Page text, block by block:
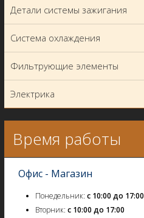
Детали системы зажигания
Система охлаждения
Фильтрующие элементы
Электрика
Время работы
Офис - Магазин
Понедельник: с 10:00 до 17:00
Вторник: с 10:00 до 17:00